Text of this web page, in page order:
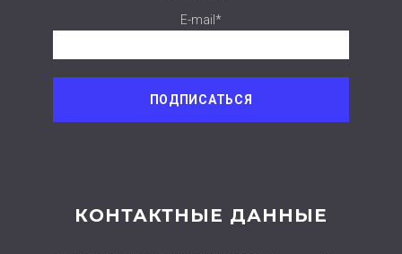
E-mail*
КОНТАКТНЫЕ ДАННЫЕ